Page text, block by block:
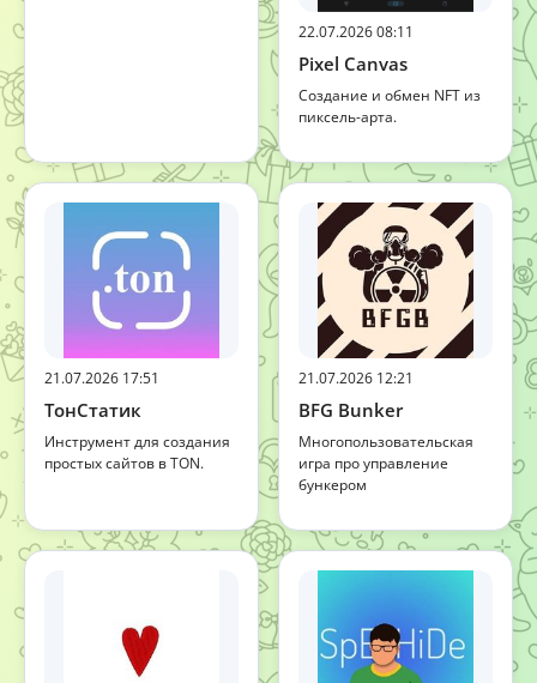
22.07.2026 08:11
Pixel Canvas
Создание и обмен NFT из
пиксель-арта.
21.07.2026 17:51
ТонСтатик
Инструмент для создания
простых сайтов в TON.
21.07.2026 12:21
BFG Bunker
Многопользовательская
игра про управление
бункером